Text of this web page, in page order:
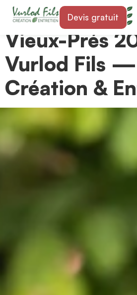
Devis gratuit
Paysagiste à
Vieux-Prés
Vurlod Fils —
Création &